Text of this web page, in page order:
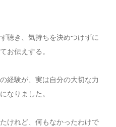
聴き、気持ちを決めつけずに
お伝えする。
経験が、実は自分の大切な力
なりました。
けれど、何もなかったわけで